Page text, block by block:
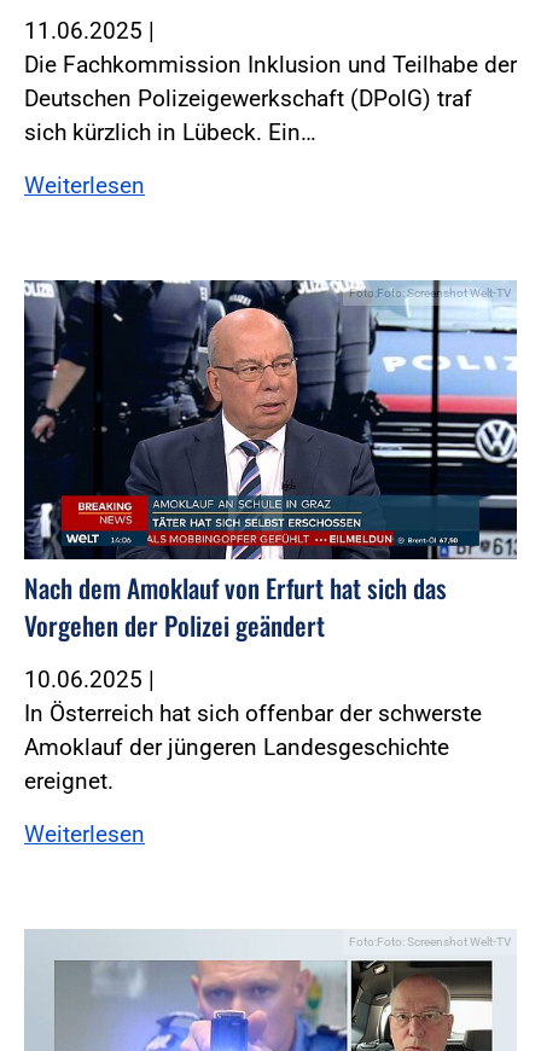
11.06.2025 |
Die Fachkommission Inklusion und Teilhabe der
Deutschen Polizeigewerkschaft (DPolG) traf
sich kürzlich in Lübeck. Ein…
Weiterlesen
Foto:Foto: Screenshot Welt-TV
Nach dem Amoklauf von Erfurt hat sich das
Vorgehen der Polizei geändert
10.06.2025 |
In Österreich hat sich offenbar der schwerste
Amoklauf der jüngeren Landesgeschichte
ereignet.
Weiterlesen
Foto:Foto: Screenshot Welt-TV